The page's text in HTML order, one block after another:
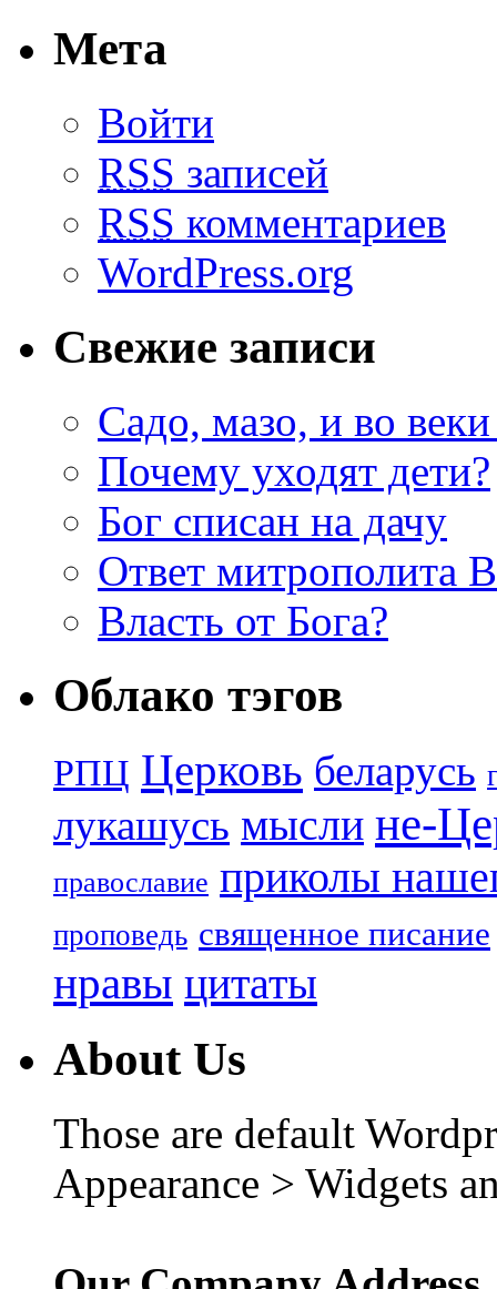
Мета
Войти
RSS записей
RSS комментариев
WordPress.org
Свежие записи
Садо, мазо, и во веки
Почему уходят дети?
Бог списан на дачу
Ответ митрополита
Власть от Бога?
Облако тэгов
РПЦ Церковь беларусь
лукашусь мысли не-
православие приколы
проповедь священное писание
нравы цитаты
About Us
Those are default
Appearance > Widgets